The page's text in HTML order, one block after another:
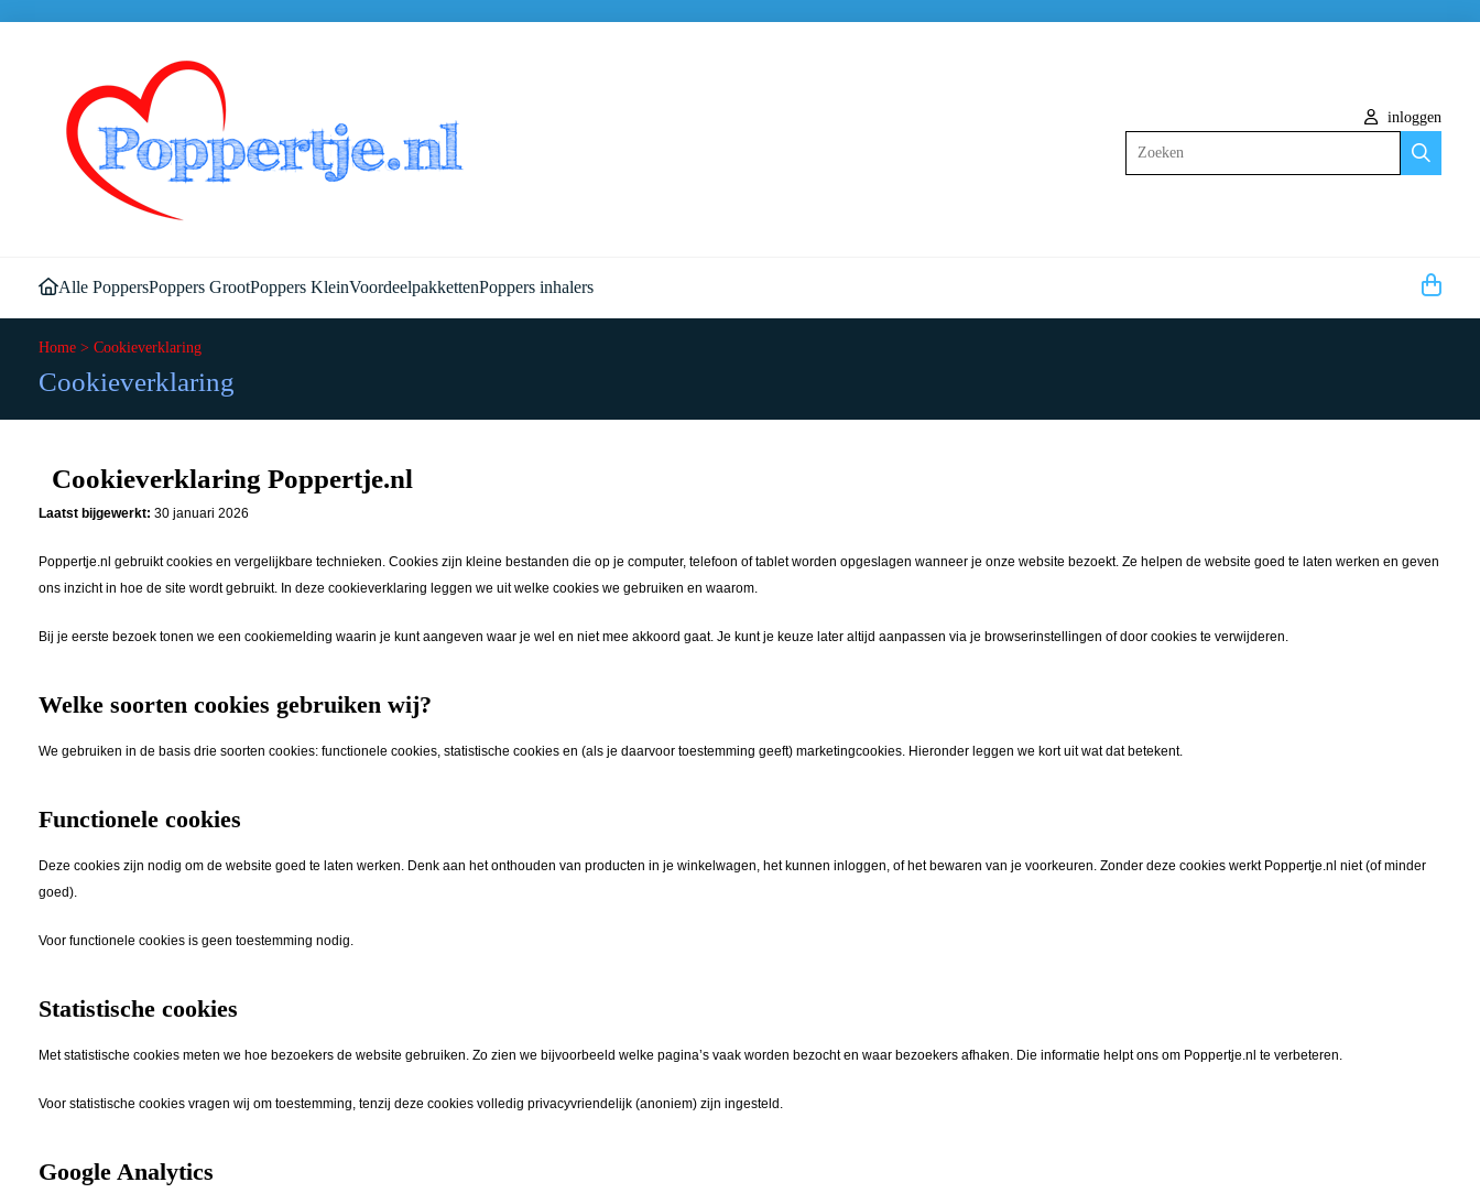
inloggen
Alle PoppersPoppers GrootPoppers KleinVoordeelpakkettenPoppers inhalers
Home > Cookieverklaring
Cookieverklaring
Cookieverklaring Poppertje.nl
Laatst bijgewerkt: 30 januari 2026
Poppertje.nl gebruikt cookies en vergelijkbare technieken. Cookies zijn kleine bestanden die op je computer, telefoon of tablet worden opgeslagen wanneer je onze website bezoekt. Ze helpen de website goed te laten werken en geven
ons inzicht in hoe de site wordt gebruikt. In deze cookieverklaring leggen we uit welke cookies we gebruiken en waarom.
Bij je eerste bezoek tonen we een cookiemelding waarin je kunt aangeven waar je wel en niet mee akkoord gaat. Je kunt je keuze later altijd aanpassen via je browserinstellingen of door cookies te verwijderen.
Welke soorten cookies gebruiken wij?
We gebruiken in de basis drie soorten cookies: functionele cookies, statistische cookies en (als je daarvoor toestemming geeft) marketingcookies. Hieronder leggen we kort uit wat dat betekent.
Functionele cookies
Deze cookies zijn nodig om de website goed te laten werken. Denk aan het onthouden van producten in je winkelwagen, het kunnen inloggen, of het bewaren van je voorkeuren. Zonder deze cookies werkt Poppertje.nl niet (of minder
goed).
Voor functionele cookies is geen toestemming nodig.
Statistische cookies
Met statistische cookies meten we hoe bezoekers de website gebruiken. Zo zien we bijvoorbeeld welke pagina’s vaak worden bezocht en waar bezoekers afhaken. Die informatie helpt ons om Poppertje.nl te verbeteren.
Voor statistische cookies vragen wij om toestemming, tenzij deze cookies volledig privacyvriendelijk (anoniem) zijn ingesteld.
Google Analytics